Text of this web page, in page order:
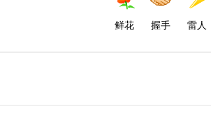
鲜花 握手 雷人